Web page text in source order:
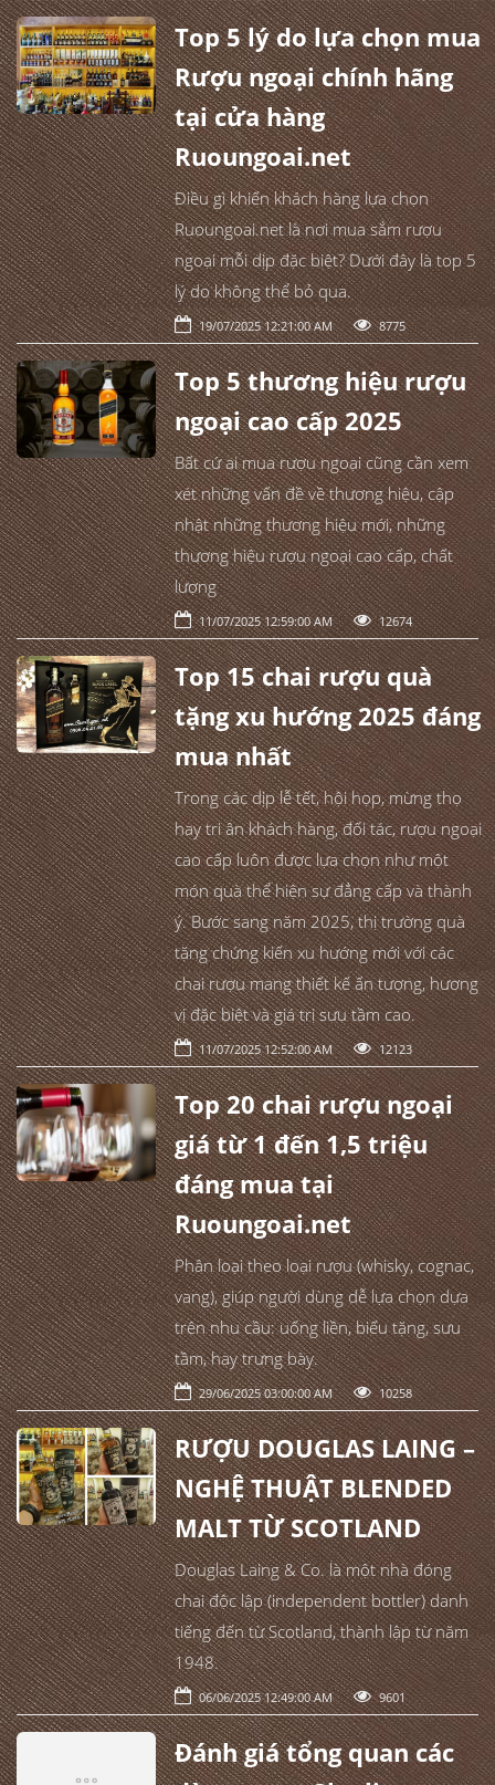
Top 5 lý do lựa chọn mua
Rượu ngoại chính hãng
tại cửa hàng
Ruoungoai.net
Điều gì khiến khách hàng lựa chọn
Ruoungoai.net là nơi mua sắm rượu
ngoại mỗi dịp đặc biệt? Dưới đây là top 5
lý do không thể bỏ qua.
19/07/2025 12:21:00 AM 8775
Top 5 thương hiệu rượu
ngoại cao cấp 2025
Bất cứ ai mua rượu ngoại cũng cần xem
xét những vấn đề về thương hiệu, cập
nhật những thương hiệu mới, những
thương hiệu rượu ngoại cao cấp, chất
lượng
11/07/2025 12:59:00 AM 12674
Top 15 chai rượu quà
tặng xu hướng 2025 đáng
mua nhất
Trong các dịp lễ tết, hội họp, mừng thọ
hay tri ân khách hàng, đối tác, rượu ngoại
cao cấp luôn được lựa chọn như một
món quà thể hiện sự đẳng cấp và thành
ý. Bước sang năm 2025, thị trường quà
tặng chứng kiến xu hướng mới với các
chai rượu mang thiết kế ấn tượng, hương
vị đặc biệt và giá trị sưu tầm cao.
11/07/2025 12:52:00 AM 12123
Top 20 chai rượu ngoại
giá từ 1 đến 1,5 triệu
đáng mua tại
Ruoungoai.net
Phân loại theo loại rượu (whisky, cognac,
vang), giúp người dùng dễ lựa chọn dựa
trên nhu cầu: uống liền, biếu tặng, sưu
tầm, hay trưng bày.
29/06/2025 03:00:00 AM 10258
RƯỢU DOUGLAS LAING –
NGHỆ THUẬT BLENDED
MALT TỪ SCOTLAND
Douglas Laing & Co. là một nhà đóng
chai độc lập (independent bottler) danh
tiếng đến từ Scotland, thành lập từ năm
1948.
06/06/2025 12:49:00 AM 9601
Đánh giá tổng quan các